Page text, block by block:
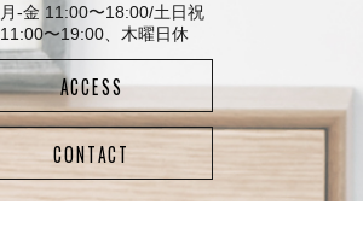
月-金 11:00〜18:00/土日祝
11:00〜19:00、木曜日休
ACCESS
CONTACT